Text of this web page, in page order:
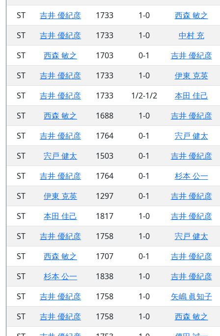
ST
吉井 優紀彦 1733 1-0
西森 敏之
ST
吉井 優紀彦 1733 1-0
中村 充
ST
西森 敏之 1703 0-1
吉井 優紀彦
ST
吉井 優紀彦 1733 1-0
伊東 克英
ST
吉井 優紀彦 1733 1/2-1/2
本田 佳己
ST
西森 敏之 1688 1-0
吉井 優紀彦
ST
吉井 優紀彦 1764 0-1
宍戸 健太
ST
宍戸 健太 1503 0-1
吉井 優紀彦
ST
吉井 優紀彦 1764 0-1
杉本 公一
ST
伊東 克英 1297 0-1
吉井 優紀彦
ST
本田 佳己 1817 1-0
吉井 優紀彦
ST
吉井 優紀彦 1758 1-0
宍戸 健太
ST
西森 敏之 1707 0-1
吉井 優紀彦
ST
杉本 公一 1838 1-0
吉井 優紀彦
ST
吉井 優紀彦 1758 1-0
矢嶋 眞知子
ST
吉井 優紀彦 1758 1-0
西森 敏之